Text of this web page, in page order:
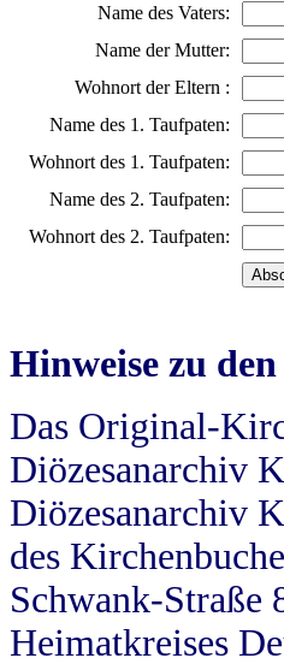
Name des Vaters:
Name der Mutter:
Wohnort der Eltern :
Name des 1. Taufpaten:
Wohnort des 1. Taufpaten:
Name des 2. Taufpaten:
Wohnort des 2. Taufpaten:
Hinweise zu
Das Original-
Diözesanarchiv
Diözesanarchiv
des
Schwank-Straße
Heimatkreises